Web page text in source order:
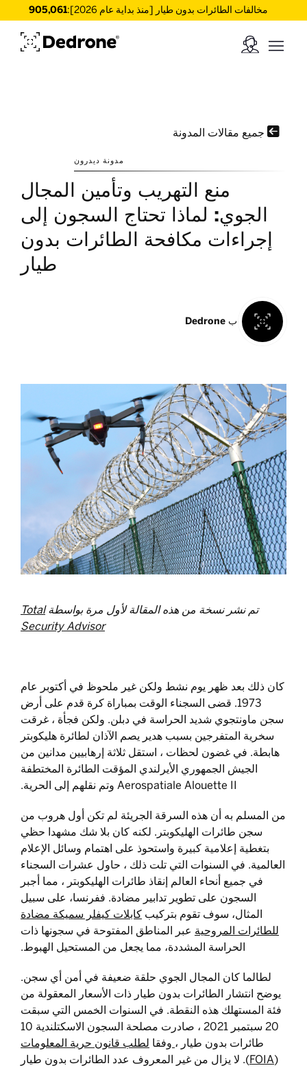
مخالفات الطائرات بدون طيار [منذ بداية عام 2026]: 905,061
 جميع مقالات المدونة
مدونة ديدرون
منع التهريب وتأمين المجال
الجوي: لماذا تحتاج السجون إلى
إجراءات مكافحة الطائرات بدون
طيار
ب Dedrone
تم نشر نسخة من هذه المقالة لأول مرة بواسطةTotal
Security Advisor
كان ذلك بعد ظهر يوم نشط ولكن غير ملحوظ في أكتوبر عام
1973. قضى السجناء الوقت بمباراة كرة قدم على أرض
سجن ماونتجوي شديد الحراسة في دبلن. ولكن فجأة ، غرقت
سخرية المتفرجين بسبب هدير يصم الآذان لطائرة هليكوبتر
هابطة. في غضون لحظات ، استقل ثلاثة إرهابيين مدانين من
الجيش الجمهوري الأيرلندي المؤقت الطائرة المختطفة
Aerospatiale Alouette II وتم نقلهم إلى الحرية.
من المسلم به أن هذه السرقة الجريئة لم تكن أول هروب من
سجن طائرات الهليكوبتر. لكنه كان بلا شك مشهدا حظي
بتغطية إعلامية كبيرة واستحوذ على اهتمام وسائل الإعلام
العالمية. في السنوات التي تلت ذلك ، حاول عشرات السجناء
في جميع أنحاء العالم إنقاذ طائرات الهليكوبتر ، مما أجبر
السجون على تطوير تدابير مضادة. ففرنسا، على سبيل
المثال، سوف تقوم بتركيب كابلات كيفلر سميكة مضادة
للطائرات المروحية عبر المناطق المفتوحة في سجونها ذات
الحراسة المشددة، مما يجعل من المستحيل الهبوط.
لطالما كان المجال الجوي حلقة ضعيفة في أمن أي سجن.
يوضح انتشار الطائرات بدون طيار ذات الأسعار المعقولة من
فئة المستهلك هذه النقطة. في السنوات الخمس التي سبقت
20 سبتمبر 2021 ، صادرت مصلحة السجون الاسكتلندية 10
طائرات بدون طيار ، وفقا لطلب قانون حرية المعلومات
(FOIA
). لا يزال من غير المعروف عدد الطائرات بدون طيار